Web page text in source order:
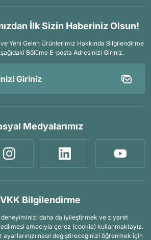
İlk Sizin Haberiniz Olsun!
Yeni Gelen Ürünlerimiz Hakkında Bilgilendirme
Bölüme E-posta Adresinizi Giriniz.
Medyalarımız
Bilgilendirme
daha da iyileştirmek ve ziyaret
edilmesi amacıyla çerez (cookie) kullanmaktayız.
nasıl değiştireceğinizi öğrenmek için